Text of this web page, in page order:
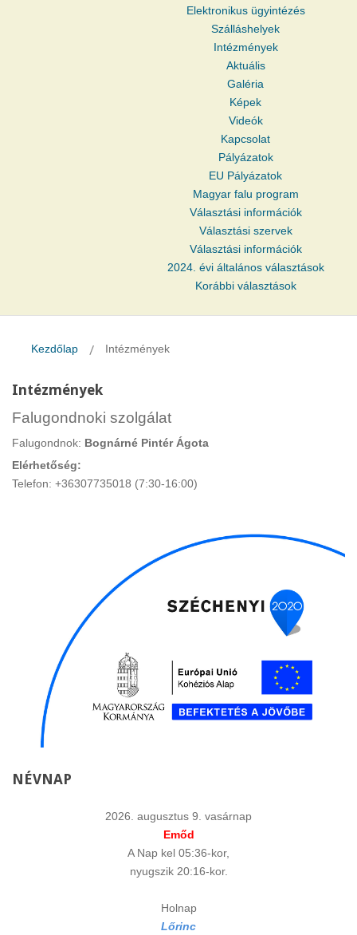
Elektronikus ügyintézés
Szálláshelyek
Intézmények
Aktuális
Galéria
Képek
Videók
Kapcsolat
Pályázatok
EU Pályázatok
Magyar falu program
Választási információk
Választási szervek
Választási információk
2024. évi általános választások
Korábbi választások
Kezdőlap Intézmények
Intézmények
Falugondnoki szolgálat
Falugondnok: Bognárné Pintér Ágota
Elérhetőség:
Telefon: +36307735018 (7:30-16:00)
NÉVNAP
2026. augusztus 9. vasárnap
Emőd
A Nap kel 05:36-kor,
nyugszik 20:16-kor.
Holnap
Lőrinc